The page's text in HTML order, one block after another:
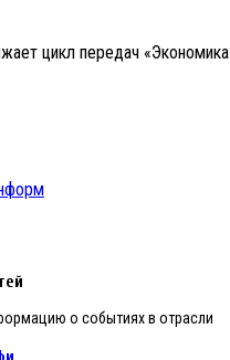
цикл передач «Экономика
о событиях в отрасли